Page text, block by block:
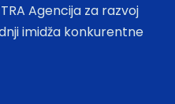
Agencija za razvoj
imidža konkurentne